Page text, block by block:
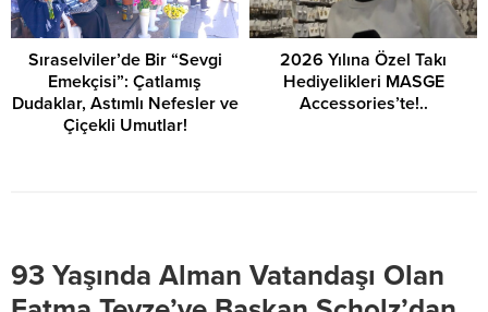
Sıraselviler’de Bir “Sevgi
Emekçisi”: Çatlamış
Dudaklar, Astımlı Nefesler ve
Çiçekli Umutlar!
2026 Yılına Özel Takı
Hediyelikleri MASGE
Accessories’te!..
93 Yaşında Alman Vatandaşı Olan